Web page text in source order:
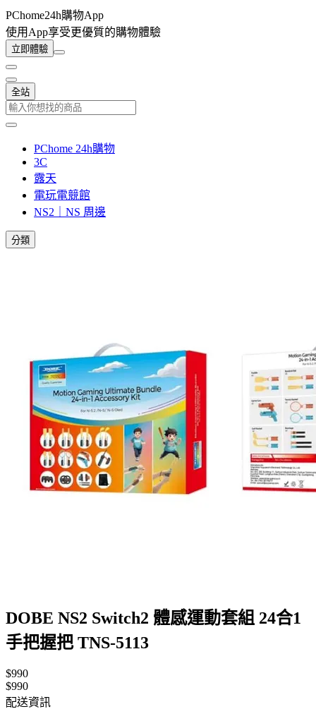
PChome24h購物App
使用App享受更優質的購物體驗
立即體驗
全站
PChome 24h購物
3C
露天
電玩電競館
NS2｜NS 周邊
分類
DOBE NS2 Switch2 體感運動套組 24合1
手把握把 TNS-5113
$990
$990
配送資訊